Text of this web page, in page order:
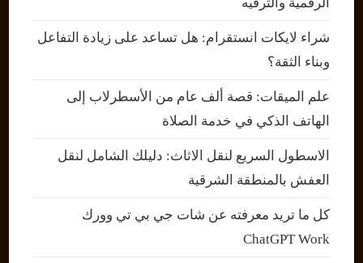
شراء لايكات انستقرام: هل تساعد على زيادة التفاعل
وبناء الثقة؟
علم الميقات: قصة ألف عام من الأسطرلاب إلى
الهاتف الذكي في خدمة الصلاة
الاسطول السريع لنقل الاثاث: دليلك الشامل لنقل
العفش بالمنطقة الشرقية
كل ما تريد معرفته عن شات جي بي تي وورك
ChatGPT Work